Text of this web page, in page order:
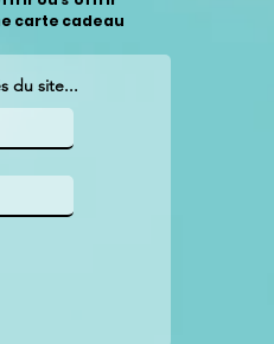
carte cadeau
du site...